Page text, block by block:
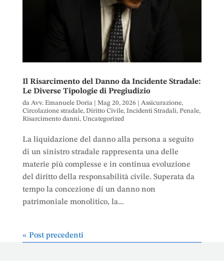
Il Risarcimento del Danno da Incidente Stradale:
Le Diverse Tipologie di Pregiudizio
da Avv. Emanuele Doria| Mag 20, 2026 Assicurazione,
Circolazione stradale, Diritto Civile, Incidenti Stradali, Penale,
Risarcimento danni, Uncategorized
La liquidazione del danno alla persona a seguito
di un sinistro stradale rappresenta una delle
materie più complesse e in continua evoluzione
del diritto della responsabilità civile. Superata da
tempo la concezione di un danno non
patrimoniale monolitico, la...
« Post precedenti